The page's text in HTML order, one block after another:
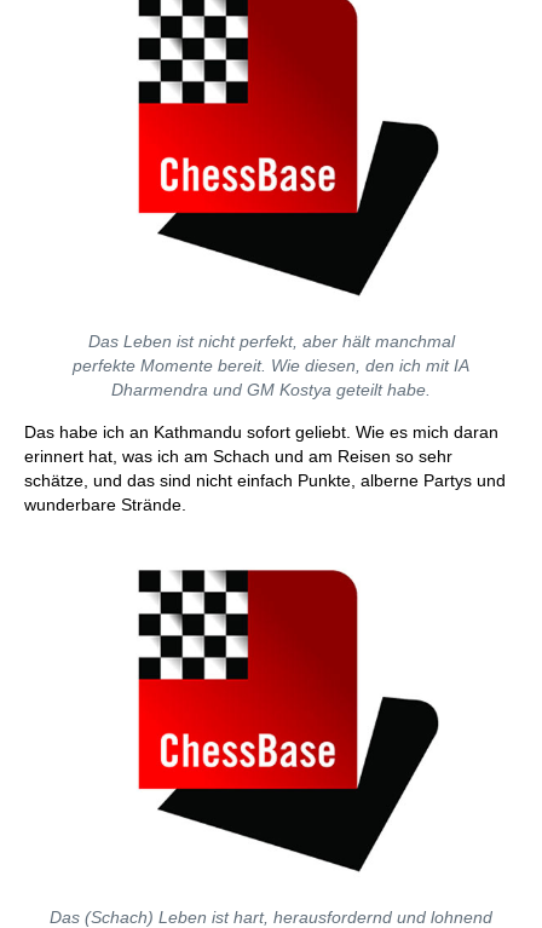
Das Leben ist nicht perfekt, aber hält manchmal
perfekte Momente bereit. Wie diesen, den ich mit IA
Dharmendra und GM Kostya geteilt habe.
Das habe ich an Kathmandu sofort geliebt. Wie es mich daran
erinnert hat, was ich am Schach und am Reisen so sehr
schätze, und das sind nicht einfach Punkte, alberne Partys und
wunderbare Strände.
Das (Schach) Leben ist hart, herausfordernd und lohnend